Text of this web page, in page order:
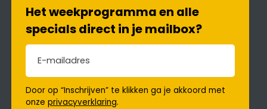
Het weekprogramma en alle
specials direct in je mailbox?
E-mailadres
Door op “Inschrijven” te klikken ga je akkoord met
onzeprivacyverklaring.